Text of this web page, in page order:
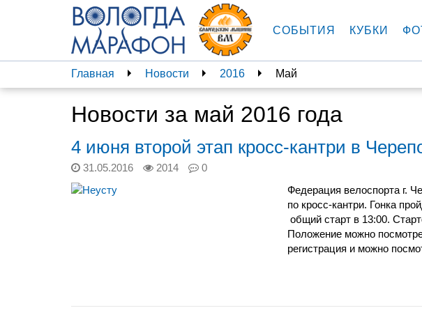
СОБЫТИЯ КУБКИ
Главная Новости 2016 Май
Новости за май 2016 года
4 июня второй этап кросс-кантри в
31.05.2016 2014
0
Федерация велоспорта г.
по кросс-кантри. Гонка
общий старт в 13:00.
Положение можно
регистрация и можно